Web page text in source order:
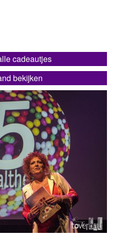
cadeautjes
bekijken